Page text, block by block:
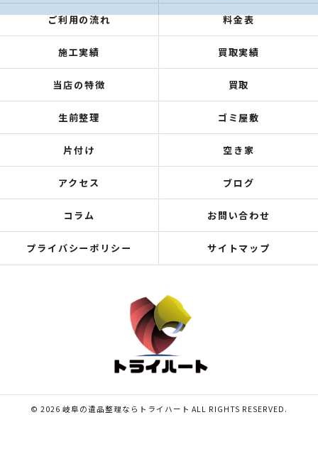
ご利用の流れ 料金表
施工実績 買取実績
当店の特徴 買取
生前整理 ゴミ屋敷
片付け 空き家
アクセス ブログ
コラム お問い合わせ
プライバシーポリシー サイトマップ
© 2026 岐阜の遺品整理ならトライハート ALL RIGHTS RESERVED.